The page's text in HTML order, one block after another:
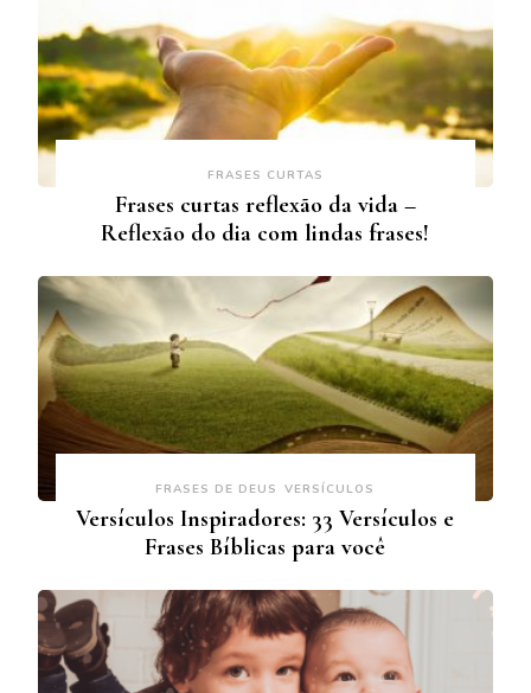
FRASES CURTAS
Frases curtas reflexão da vida –
Reflexão do dia com lindas frases!
FRASES DE DEUS VERSÍCULOS
Versículos Inspiradores: 33 Versículos e
Frases Bíblicas para você